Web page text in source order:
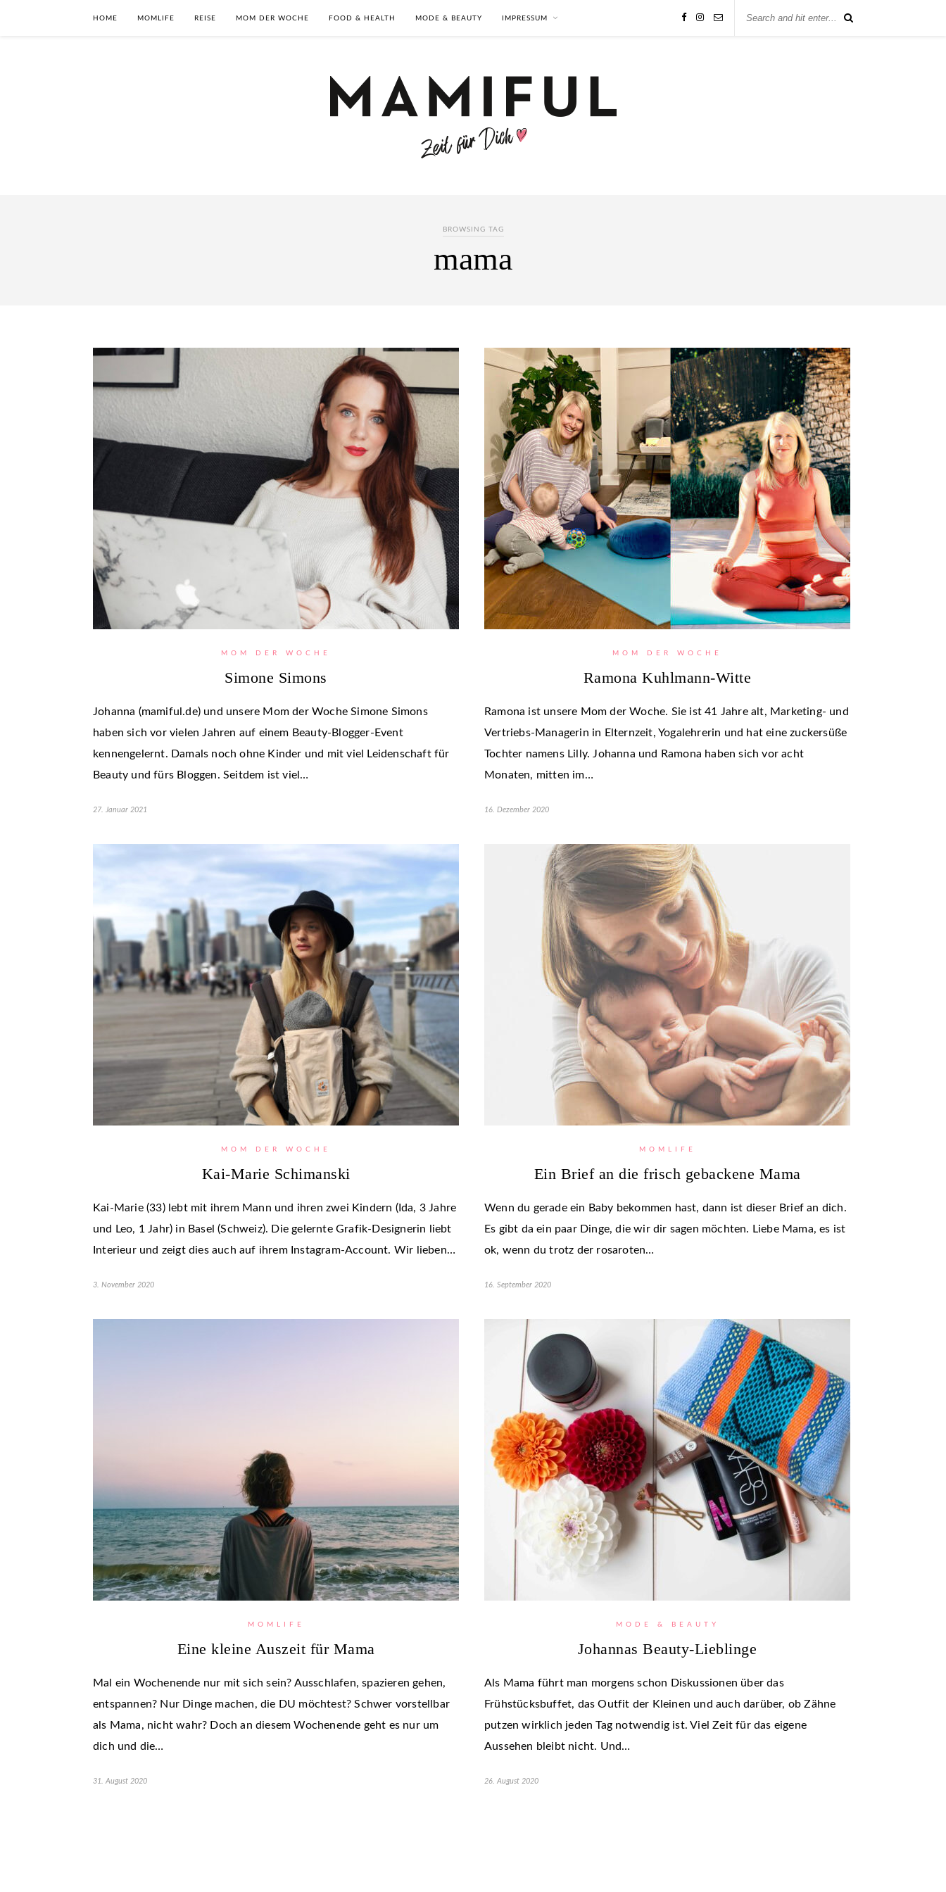
HOME MOMLIFE REISE MOM DER WOCHE FOOD & HEALTH MODE & BEAUTY IMPRESSUM
BROWSING TAG
mama
MOM DER WOCHE
Simone Simons
Johanna (mamiful.de) und unsere Mom der Woche Simone Simons
haben sich vor vielen Jahren auf einem Beauty-Blogger-Event
kennengelernt. Damals noch ohne Kinder und mit viel Leidenschaft für
Beauty und fürs Bloggen. Seitdem ist viel…
27. Januar 2021
MOM DER WOCHE
Ramona Kuhlmann-Witte
Ramona ist unsere Mom der Woche. Sie ist 41 Jahre alt, Marketing- und
Vertriebs-Managerin in Elternzeit, Yogalehrerin und hat eine zuckersüße
Tochter namens Lilly. Johanna und Ramona haben sich vor acht
Monaten, mitten im…
16. Dezember 2020
MOM DER WOCHE
Kai-Marie Schimanski
Kai-Marie (33) lebt mit ihrem Mann und ihren zwei Kindern (Ida, 3 Jahre
und Leo, 1 Jahr) in Basel (Schweiz). Die gelernte Grafik-Designerin liebt
Interieur und zeigt dies auch auf ihrem Instagram-Account. Wir lieben…
3. November 2020
MOMLIFE
Ein Brief an die frisch gebackene Mama
Wenn du gerade ein Baby bekommen hast, dann ist dieser Brief an dich.
Es gibt da ein paar Dinge, die wir dir sagen möchten. Liebe Mama, es ist
ok, wenn du trotz der rosaroten…
16. September 2020
MOMLIFE
Eine kleine Auszeit für Mama
Mal ein Wochenende nur mit sich sein? Ausschlafen, spazieren gehen,
entspannen? Nur Dinge machen, die DU möchtest? Schwer vorstellbar
als Mama, nicht wahr? Doch an diesem Wochenende geht es nur um
dich und die…
31. August 2020
MODE & BEAUTY
Johannas Beauty-Lieblinge
Als Mama führt man morgens schon Diskussionen über das
Frühstücksbuffet, das Outfit der Kleinen und auch darüber, ob Zähne
putzen wirklich jeden Tag notwendig ist. Viel Zeit für das eigene
Aussehen bleibt nicht. Und…
26. August 2020